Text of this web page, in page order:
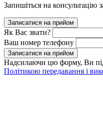
Запишіться на консультацію
Записатися на прийом
Як Вас звати?
Ваш номер телефону
Записатися на прийом
Надсилаючи цю форму, Ви
Політикою передавання і